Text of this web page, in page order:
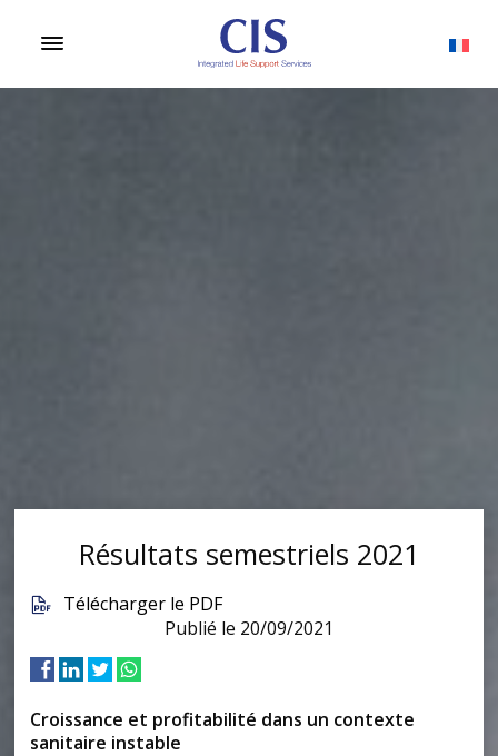
Résultats semestriels 2021
Télécharger le PDF
Publié le 20/09/2021
Croissance et profitabilité dans un contexte
sanitaire instable